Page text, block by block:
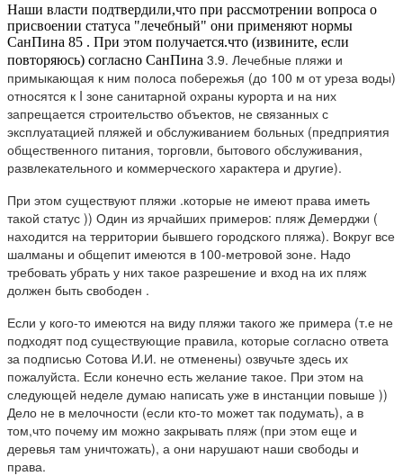
Наши власти подтвердили,что при рассмотрении вопроса о
присвоении статуса "лечебный" они применяют нормы
СанПина 85 . При этом получается.что (извините, если
повторяюсь) согласно СанПина 3.9. Лечебные пляжи и
примыкающая к ним полоса побережья (до 100 м от уреза воды)
относятся к I зоне санитарной охраны курорта и на них
запрещается строительство объектов, не связанных с
эксплуатацией пляжей и обслуживанием больных (предприятия
общественного питания, торговли, бытового обслуживания,
развлекательного и коммерческого характера и другие).
При этом существуют пляжи .которые не имеют права иметь
такой статус )) Один из ярчайших примеров: пляж Демерджи (
находится на территории бывшего городского пляжа). Вокруг все
шалманы и общепит имеются в 100-метровой зоне. Надо
требовать убрать у них такое разрешение и вход на их пляж
должен быть свободен .
Если у кого-то имеются на виду пляжи такого же примера (т.е не
подходят под существующие правила, которые согласно ответа
за подписью Сотова И.И. не отменены) озвучьте здесь их
пожалуйста. Если конечно есть желание такое. При этом на
следующей неделе думаю написать уже в инстанции повыше ))
Дело не в мелочности (если кто-то может так подумать), а в
том,что почему им можно закрывать пляж (при этом еще и
деревья там уничтожать), а они нарушают наши свободы и
права.